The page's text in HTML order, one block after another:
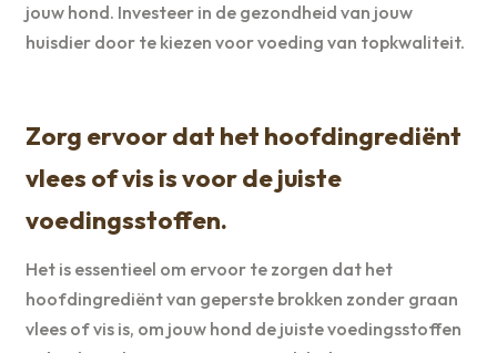
jouw hond. Investeer in de gezondheid van jouw
huisdier door te kiezen voor voeding van topkwaliteit.
Zorg ervoor dat het hoofdingrediënt
vlees of vis is voor de juiste
voedingsstoffen.
Het is essentieel om ervoor te zorgen dat het
hoofdingrediënt van geperste brokken zonder graan
vlees of vis is, om jouw hond de juiste voedingsstoffen